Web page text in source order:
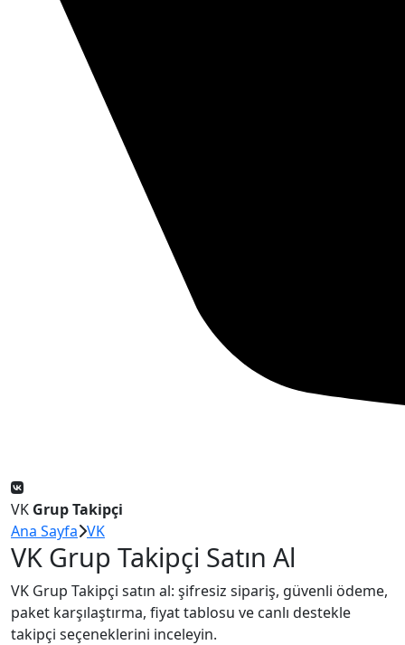
VK Grup Takipçi
Ana Sayfa VK
VK Grup Takipçi Satın Al
VK Grup Takipçi satın al: şifresiz sipariş, güvenli ödeme,
paket karşılaştırma, fiyat tablosu ve canlı destekle
takipçi seçeneklerini inceleyin.